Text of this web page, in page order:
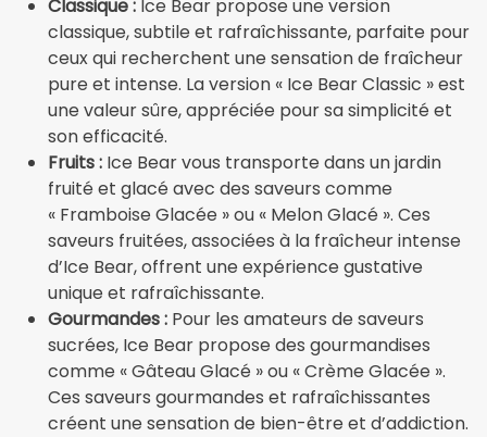
Classique : Ice Bear propose une version
classique, subtile et rafraîchissante, parfaite pour
ceux qui recherchent une sensation de fraîcheur
pure et intense. La version « Ice Bear Classic » est
une valeur sûre, appréciée pour sa simplicité et
son efficacité.
Fruits : Ice Bear vous transporte dans un jardin
fruité et glacé avec des saveurs comme
« Framboise Glacée » ou « Melon Glacé ». Ces
saveurs fruitées, associées à la fraîcheur intense
d’Ice Bear, offrent une expérience gustative
unique et rafraîchissante.
Gourmandes : Pour les amateurs de saveurs
sucrées, Ice Bear propose des gourmandises
comme « Gâteau Glacé » ou « Crème Glacée ».
Ces saveurs gourmandes et rafraîchissantes
créent une sensation de bien-être et d’addiction.